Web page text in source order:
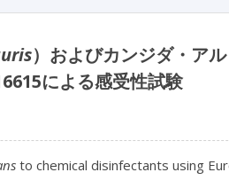
）およびカンジダ・ア
による感受性試験
to chemical disinfectants using